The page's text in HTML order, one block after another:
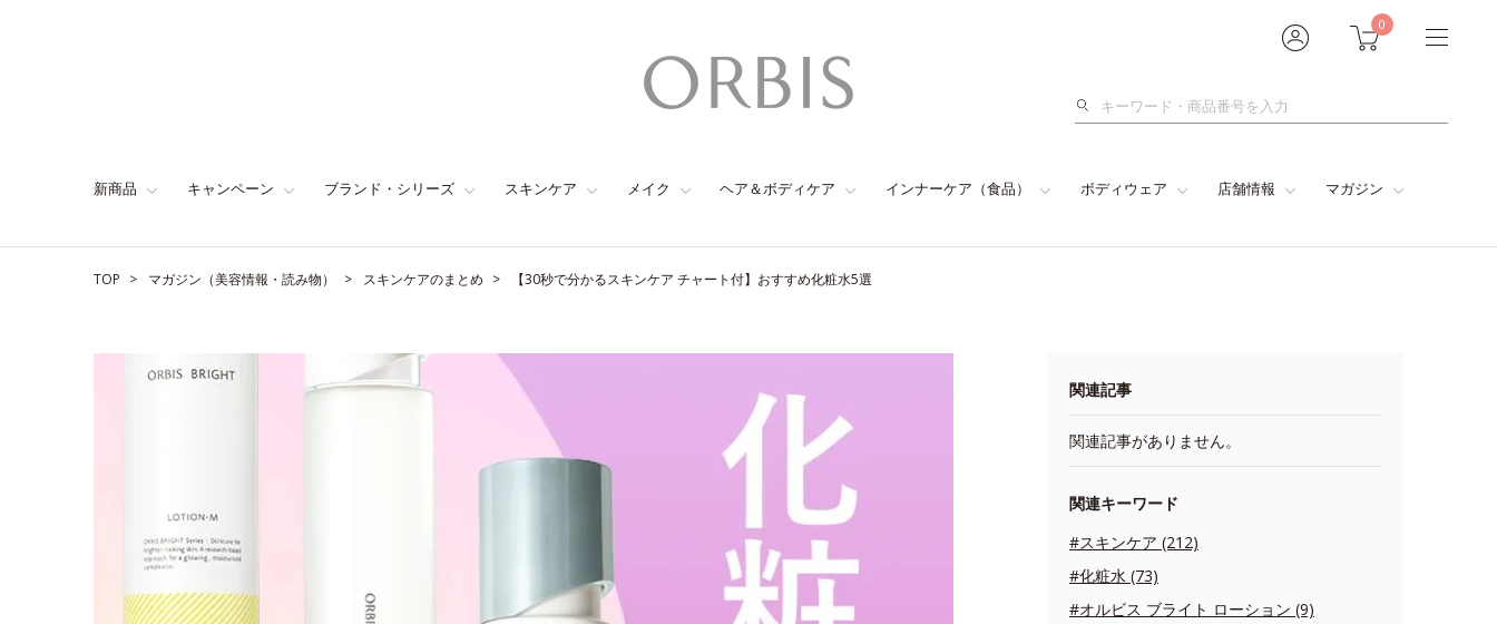
0
検
新商品 キャンペーン ブランド・シリーズ スキンケア メイク ヘア＆ボディケア インナーケア（食品） ボディウェア 店舗情報 マガジン
TOP マガジン（美容情報・読み物） スキンケアのまとめ 【30秒で分かるスキンケア チャート付】おすすめ化粧水5選
関連記事
関連記事がありません。
関連キーワード
#スキンケア (212)
#化粧水 (73)
#オルビス ブライト ローション (9)